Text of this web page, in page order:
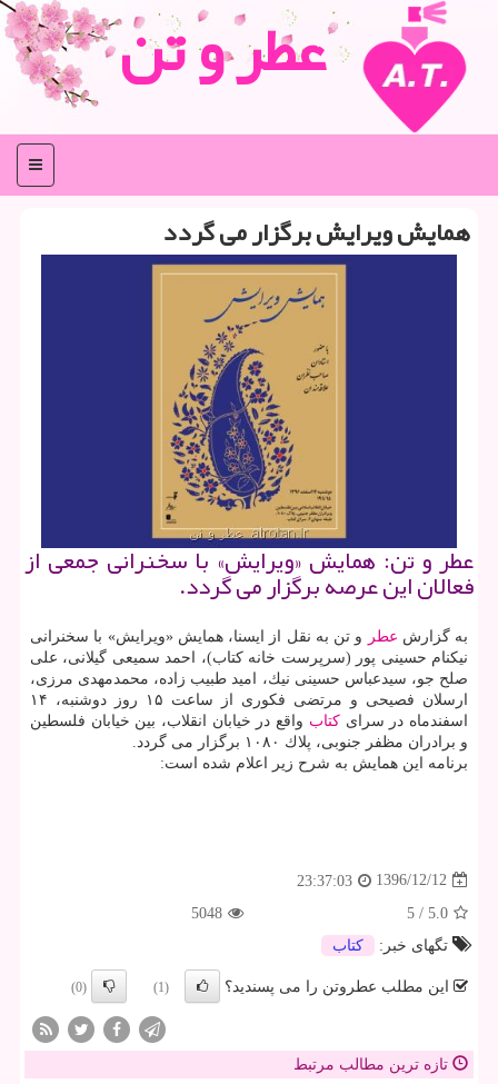
عطر و تن
منو
همایش ویرایش برگزار می گردد
عطر و تن: همایش «ویرایش» با سخنرانی جمعی از
فعالان این عرصه برگزار می گردد.
به گزارش عطر
و تن به نقل از ایسنا، همایش «ویرایش» با سخنرانی
نیكنام حسینی پور (سرپرست خانه كتاب)، احمد سمیعی گیلانی، علی
صلح جو، سیدعباس حسینی نیك، امید طبیب زاده، محمدمهدی مرزی،
ارسلان فصیحی و مرتضی فكوری از ساعت ۱۵ روز دوشنبه، ۱۴
اسفندماه در سرایكتاب واقع در خیابان انقلاب، بین خیابان فلسطین
و برادران مظفر جنوبی، پلاك ۱۰۸۰ برگزار می گردد.
برنامه این همایش به شرح زیر اعلام شده است:
1396/12/12
23:37:03
5.0
/
5
5048
تگهای خبر:
كتاب
این مطلب عطروتن را می پسندید؟ (1)
(0)
تازه ترین مطالب مرتبط